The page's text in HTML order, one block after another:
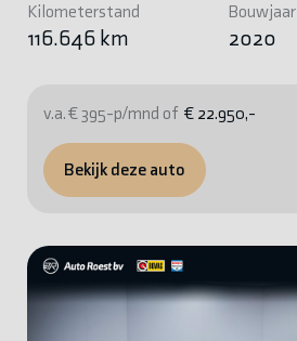
Kilometerstand
116.646 km
Bouwjaar
2020
v.a. € 395-p/mnd of € 22.950,-
Bekijk deze auto